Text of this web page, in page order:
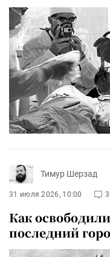
Тимур Шерзад
31 июля 2026, 10:00 3
Как
последний